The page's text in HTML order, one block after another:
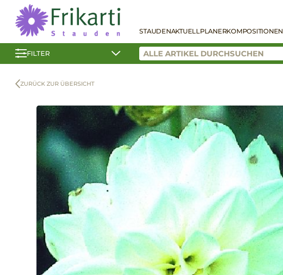
STAUDENAKTUELLPLANERKOMPOSITIONEN
FILTER
ZURÜCK ZUR ÜBERSICHT